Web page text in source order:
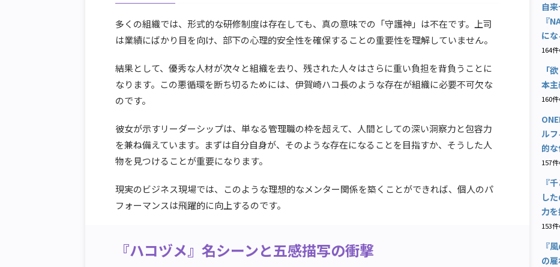
多くの組織では、形式的な研修制度は存在しても、真の意味での「守護神」は不在です。上司
は業績にばかり目を向け、部下の心理的安全性を確保することの重要性を理解していません。
結果として、優秀な人材が次々と組織を去り、残された人々はさらに重い負担を背負うことに
なります。この悪循環を断ち切るためには、伊賀崎ハコ長のような存在が組織に必要不可欠な
のです。
彼女が示すリーダーシップは、単なる管理職の枠を超えて、人間としての深い洞察力と包容力
を兼ね備えています。まずは自分自身が、そのような存在になることを目指すか、そうした人
物を見つけることが重要になります。
現実のビジネス現場では、このような理想的なメンター関係を築くことができれば、個人のパ
フォーマンスは飛躍的に向上するのです。
『ハコヅメ』名シーンと五感描写の衝撃
自
『
に
164
「
本
160
ル
的
157
『
し
力
153
『
の